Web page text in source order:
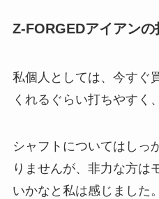
Z-FORGEDアイアンの
私個人としては、今すぐ
くれるぐらい打ちやすく
シャフトについてはしっ
りませんが、非力な方は
いかなと私は感じました。